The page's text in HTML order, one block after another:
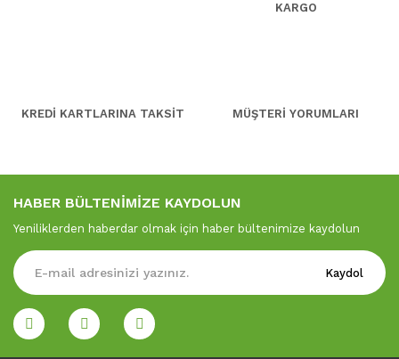
KARGO
KREDİ KARTLARINA TAKSİT MÜŞTERİ YORUMLARI
HABER BÜLTENİMİZE KAYDOLUN
Yeniliklerden haberdar olmak için haber bültenimize kaydolun
Kaydol